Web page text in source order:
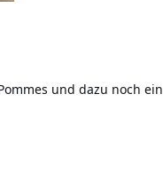
und dazu noch ein